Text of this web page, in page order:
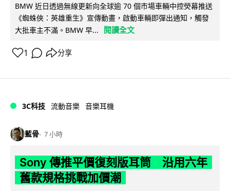
BMW 近日透過無線更新向全球逾 70 個市場車輛中控熒幕推送
《蜘蛛俠：英雄重生》宣傳動畫，啟動車輛即彈出通知，觸發
大批車主不滿。BMW 早...
閱讀全文
1 分享
3C科技 流動音樂 音樂耳機
藍骨 7 小時
Sony 傳推平價復刻版耳筒 沿用六年
舊款規格挑戰加價潮